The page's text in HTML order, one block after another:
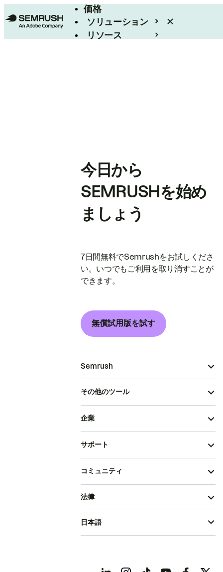
価格
ソリューション
リソース
今日から
SEMRUSHを始め
ましょう
7日間無料でSemrushをお試しくださ
い。いつでもご利用を取り消すことが
できます。
無償試用版を試す
Semrush
その他のツール
企業
サポート
コミュニティ
法律
日本語